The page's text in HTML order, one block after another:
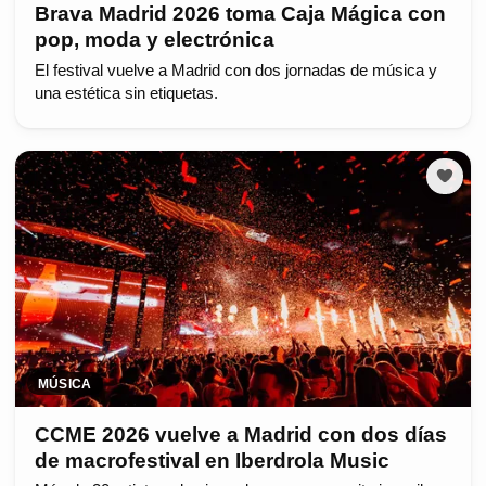
Brava Madrid 2026 toma Caja Mágica con
pop, moda y electrónica
El festival vuelve a Madrid con dos jornadas de música y
una estética sin etiquetas.
MÚSICA
CCME 2026 vuelve a Madrid con dos días
de macrofestival en Iberdrola Music